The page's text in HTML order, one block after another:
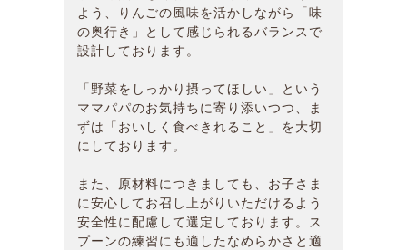
よう、りんごの風味を活かしながら「味
の奥行き」として感じられるバランスで
設計しております。
「野菜をしっかり摂ってほしい」という
ママパパのお気持ちに寄り添いつつ、ま
ずは「おいしく食べきれること」を大切
にしております。
また、原材料につきましても、お子さま
に安心してお召し上がりいただけるよう
安全性に配慮して選定しております。ス
プーンの練習にも適したなめらかさと適